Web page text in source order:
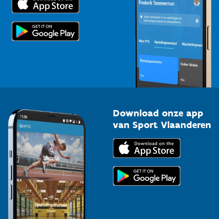
Topsporters
Voor de pers
Download onze app
van Sport Vlaanderen